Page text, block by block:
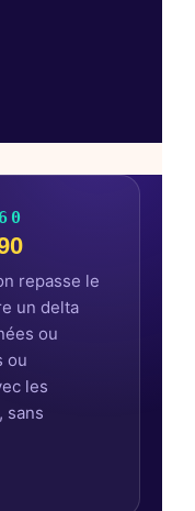
repasse le
un delta
ou
ou
les
sans